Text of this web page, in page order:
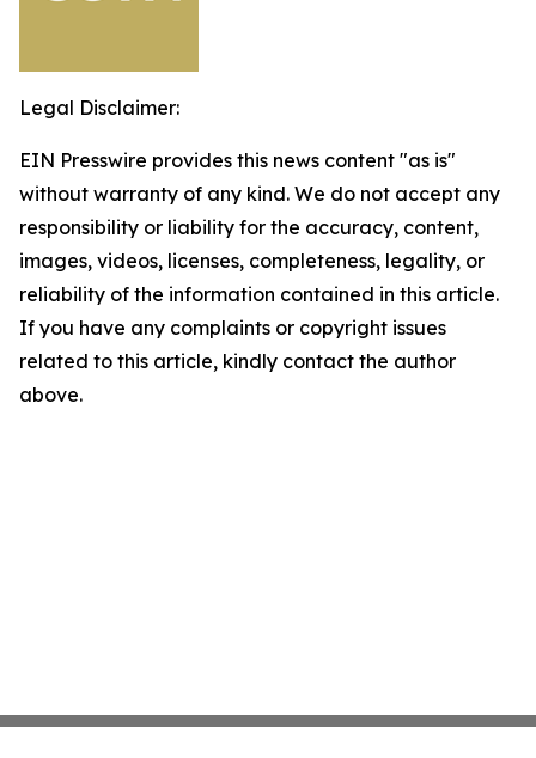
Legal Disclaimer:
EIN Presswire provides this news content "as is"
without warranty of any kind. We do not accept any
responsibility or liability for the accuracy, content,
images, videos, licenses, completeness, legality, or
reliability of the information contained in this article.
If you have any complaints or copyright issues
related to this article, kindly contact the author
above.